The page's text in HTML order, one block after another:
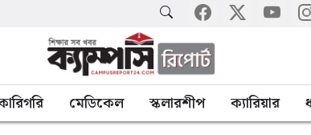
মেডিকেল স্কলারশীপ ক্যারিয়ার